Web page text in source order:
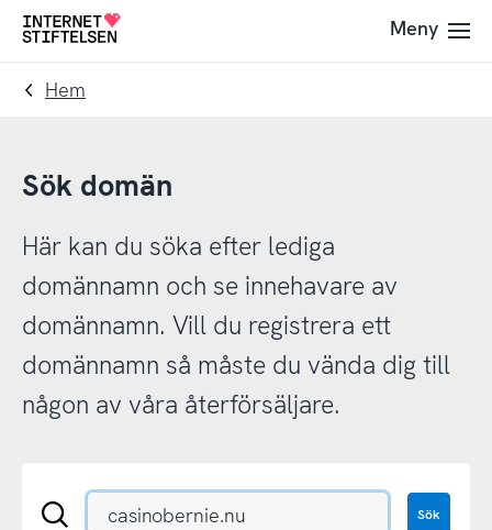
Till
navigering
Till
innehåll
Till
Meny
Hem
Sök domän
Här kan du söka efter lediga
domännamn och se innehavare av
domännamn. Vill du registrera ett
domännamn så måste du vända dig till
någon av våra återförsäljare.
Sök
Sök